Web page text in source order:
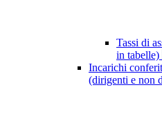
Tassi di
in tabelle)
Incarichi
(dirigenti e non